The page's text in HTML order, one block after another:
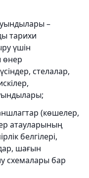
–
тарихи
үшін
өнер
стелалар,
(көшелер,
атауларының
белгілері,
шағын
схемалары бар